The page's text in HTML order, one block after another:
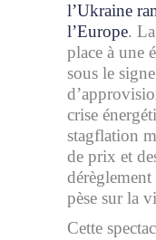
l’Ukraine
l’Europe.
place à une
sous le
crise
stagflation
de prix et
pèse sur la
Cette